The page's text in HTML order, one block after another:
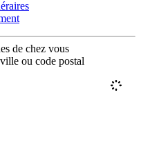
de chez vous
ou code postal